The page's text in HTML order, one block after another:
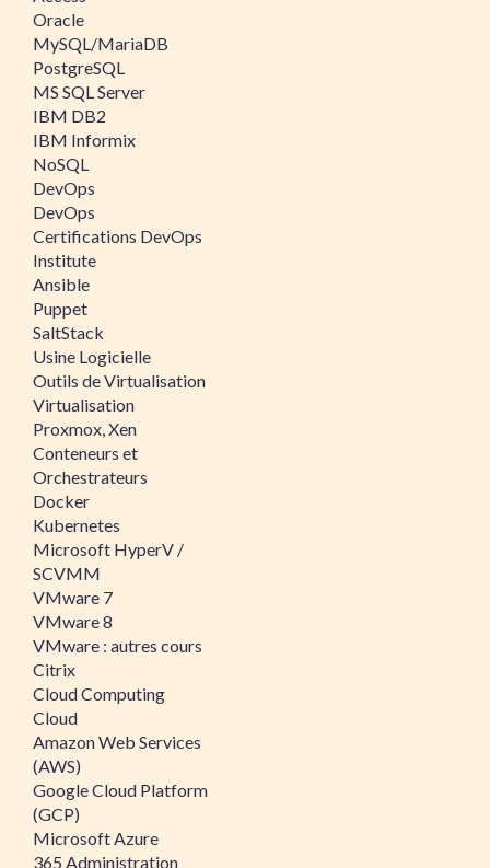
Oracle
MySQL/MariaDB
PostgreSQL
MS SQL Server
IBM DB2
IBM Informix
NoSQL
DevOps
DevOps
Certifications DevOps
Institute
Ansible
Puppet
SaltStack
Usine Logicielle
Outils de Virtualisation
Virtualisation
Proxmox, Xen
Conteneurs et
Orchestrateurs
Docker
Kubernetes
Microsoft HyperV /
SCVMM
VMware 7
VMware 8
VMware : autres cours
Citrix
Cloud Computing
Cloud
Amazon Web Services
(AWS)
Google Cloud Platform
(GCP)
Microsoft Azure
365 Administration